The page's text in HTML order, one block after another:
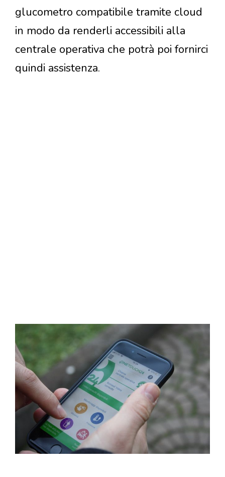
glucometro compatibile tramite cloud
in modo da renderli accessibili alla
centrale operativa che potrà poi fornirci
quindi assistenza.